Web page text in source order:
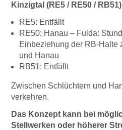
Kinzigtal (RE5 / RE50 / RB51)
RE5: Entfällt
RE50: Hanau – Fulda:
Einbeziehung der RB-Halte
und Hanau
RB51: Entfällt
Zwischen Schlüchtern und
verkehren.
Das Konzept kann bei
Stellwerken oder höherer